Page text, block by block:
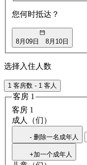
您何时抵达？
8月09日 8月10日
选择入住人数
1 客房数 - 1 客人
客房 1
客房 1
成人（们）
- 删除一名成年人
+加一个成年人